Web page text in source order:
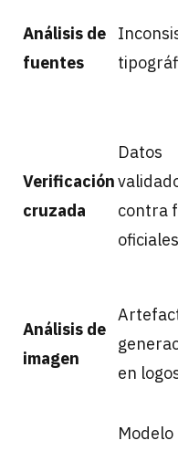
Análisis de
fuentes
Verificación
cruzada
Datos
contra
oficiales
Análisis de
imagen
en
Modelo